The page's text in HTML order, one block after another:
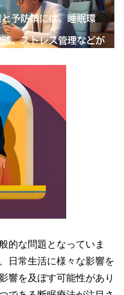
的な問題となっていま
日常生活に様々な影響を
響を及ぼす可能性があり